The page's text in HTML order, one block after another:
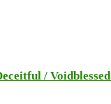
/ Voidblessed